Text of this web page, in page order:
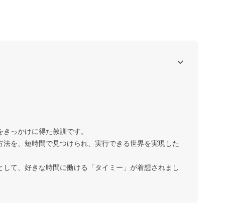
っかけに得た教訓です。
を、短時間で見つけられ、実行できる世界を実現した
て、好きな時間に働ける「タイミー」が着想されまし